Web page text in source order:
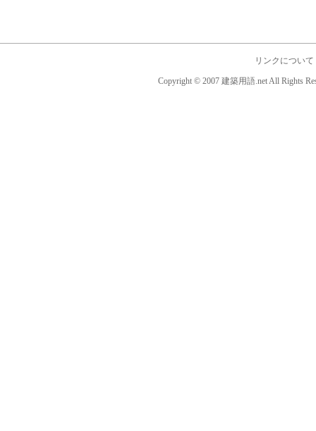
リンクについて
Copyright © 2007 建築用語.net All Rights